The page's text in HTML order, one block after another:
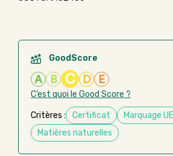
GoodScore
A B C D E
C’est quoi le Good Score ?
Critères : Certificat
Marquage UE
Matières naturelles